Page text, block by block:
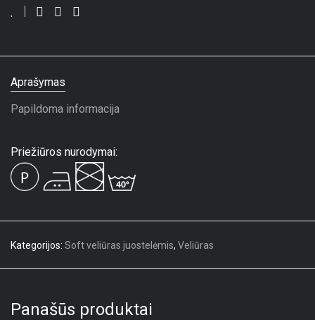
Aprašymas
Papildoma informacija
Priežiūros nurodymai:
Kategorijos: Soft veliūras juostelėmis, Veliūras
Panašūs produktai